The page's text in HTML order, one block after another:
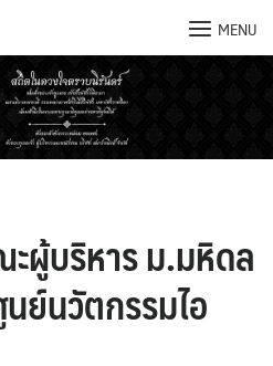
MENU
ผู้บริหาร ม.มหิดล
ย์นวัตกรรมไอ